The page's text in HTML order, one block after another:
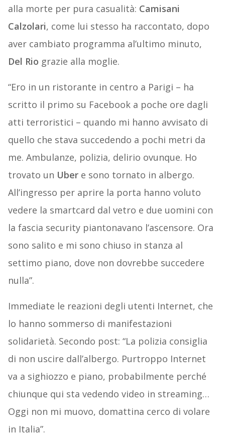
alla morte per pura casualità: Camisani
Calzolari, come lui stesso ha raccontato, dopo
aver cambiato programma al’ultimo minuto,
Del Rio grazie alla moglie.
“Ero in un ristorante in centro a Parigi – ha
scritto il primo su Facebook a poche ore dagli
atti terroristici – quando mi hanno avvisato di
quello che stava succedendo a pochi metri da
me. Ambulanze, polizia, delirio ovunque. Ho
trovato un Uber e sono tornato in albergo.
All’ingresso per aprire la porta hanno voluto
vedere la smartcard dal vetro e due uomini con
la fascia security piantonavano l’ascensore. Ora
sono salito e mi sono chiuso in stanza al
settimo piano, dove non dovrebbe succedere
nulla”.
Immediate le reazioni degli utenti Internet, che
lo hanno sommerso di manifestazioni
solidarietà. Secondo post: “La polizia consiglia
di non uscire dall’albergo. Purtroppo Internet
va a sighiozzo e piano, probabilmente perché
chiunque qui sta vedendo video in streaming…
Oggi non mi muovo, domattina cerco di volare
in Italia”.